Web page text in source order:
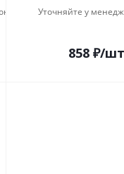
Уточняйте у
858₽/шт